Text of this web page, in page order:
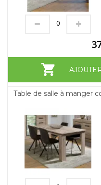
Table de salle à manger